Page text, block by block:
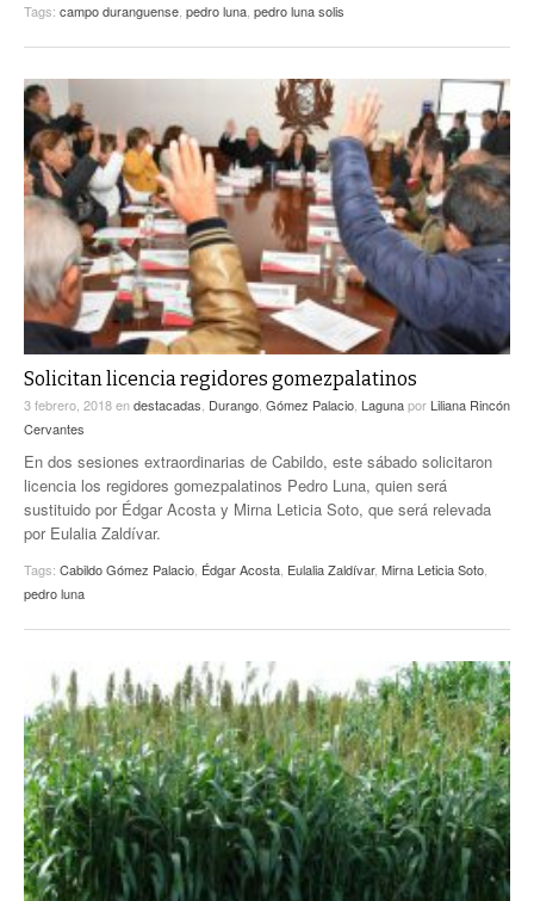
Tags: campo duranguense, pedro luna, pedro luna solis
Solicitan licencia regidores gomezpalatinos
3 febrero, 2018endestacadas Durango Gómez Palacio Lagunapor Liliana Rincón
Cervantes
En dos sesiones extraordinarias de Cabildo, este sábado solicitaron
licencia los regidores gomezpalatinos Pedro Luna, quien será
sustituido por Édgar Acosta y Mirna Leticia Soto, que será relevada
por Eulalia Zaldívar.
Tags: Cabildo Gómez Palacio Édgar Acosta Eulalia Zaldívar, Mirna Leticia Soto
pedro luna